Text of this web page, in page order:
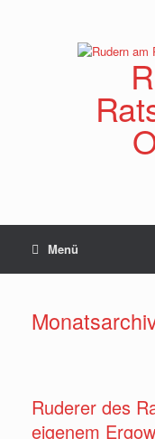
Menü
Ruderer des
eigenem